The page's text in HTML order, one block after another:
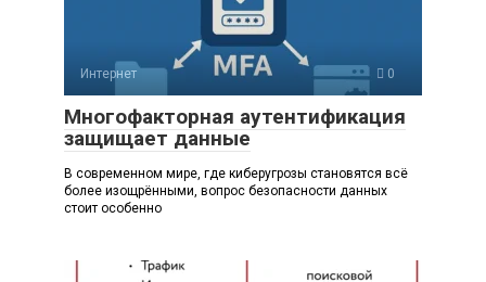
Интернет 0
Многофакторная аутентификация
защищает данные
В современном мире, где киберугрозы становятся всё
более изощрёнными, вопрос безопасности данных
стоит особенно